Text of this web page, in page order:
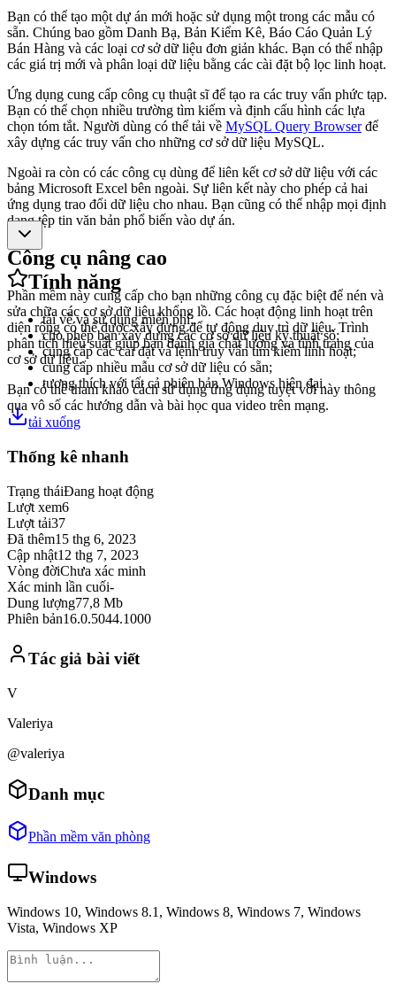
Bạn có thể tạo một dự án mới hoặc sử dụng một trong các mẫu có
sẵn. Chúng bao gồm Danh Bạ, Bản Kiểm Kê, Báo Cáo Quản Lý
Bán Hàng và các loại cơ sở dữ liệu đơn giản khác. Bạn có thể nhập
các giá trị mới và phân loại dữ liệu bằng các cài đặt bộ lọc linh hoạt.
Ứng dụng cung cấp công cụ thuật sĩ để tạo ra các truy vấn phức tạp.
Bạn có thể chọn nhiều trường tìm kiếm và định cấu hình các lựa
chọn tóm tắt. Người dùng có thể tải về MySQL Query Browserđể
xây dựng các truy vấn cho những cơ sở dữ liệu MySQL.
Ngoài ra còn có các công cụ dùng để liên kết cơ sở dữ liệu với các
bảng Microsoft Excel bên ngoài. Sự liên kết này cho phép cả hai
ứng dụng trao đổi dữ liệu cho nhau. Bạn cũng có thể nhập mọi định
dạng tệp tin văn bản phổ biến vào dự án.
Công cụ nâng cao
Phần mềm này cung cấp cho bạn những công cụ đặc biệt để nén và
sửa chữa các cơ sở dữ liệu khổng lồ. Các hoạt động linh hoạt trên
diện rộng có thể được xây dựng để tự động duy trì dữ liệu. Trình
phân tích hiệu suất giúp bạn đánh giá chất lượng và tình trạng của
cơ sở dữ liệu.
Bạn có thể tham khảo cách sử dụng ứng dụng tuyệt vời này thông
qua vô số các hướng dẫn và bài học qua video trên mạng.
Tính năng
tải về và sử dụng miễn phí;
cho phép bạn xây dựng các cơ sở dữ liệu kỹ thuật số;
cung cấp các cài đặt và lệnh truy vấn tìm kiếm linh hoạt;
cung cấp nhiều mẫu cơ sở dữ liệu có sẵn;
tương thích với tất cả phiên bản Windows hiện đại.
tải xuống
Thống kê nhanh
Trạng tháiĐang hoạt động
Lượt xem6
Lượt tải37
Đã thêm15 thg 6, 2023
Cập nhật12 thg 7, 2023
Vòng đờiChưa xác minh
Xác minh lần cuối-
Dung lượng77,8 Mb
Phiên bản16.0.5044.1000
Tác giả bài viết
V
Valeriya
@valeriya
Danh mục
Phần mềm văn phòng
Windows
Windows 10, Windows 8.1, Windows 8, Windows 7, Windows
Vista, Windows XP